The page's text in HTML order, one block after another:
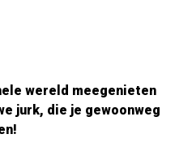
wereld meegenieten
jurk, die je gewoonweg